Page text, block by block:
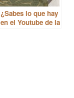
¿Sabes lo que hay
en el Youtube de la